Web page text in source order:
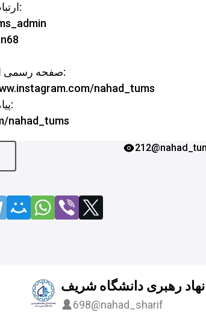
ارتباط با ادمین:
صفحه رسمی اینستاگرام:
nahad_tums
پیامرسان ایتا:
nahad_tums
212
قرآن و عترت نهادنمایندگی
نهاد رهبری دانشگاه شریف
698@nahad_sharif